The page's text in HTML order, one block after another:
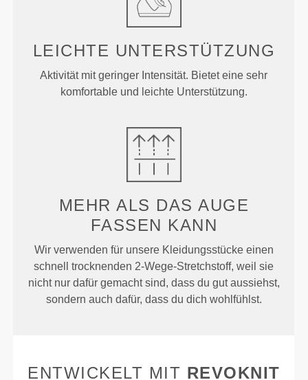
LEICHTE UNTERSTÜTZUNG
Aktivität mit geringer Intensität. Bietet eine sehr
komfortable und leichte Unterstützung.
MEHR ALS DAS AUGE
FASSEN KANN
Wir verwenden für unsere Kleidungsstücke einen
schnell trocknenden 2-Wege-Stretchstoff, weil sie
nicht nur dafür gemacht sind, dass du gut aussiehst,
sondern auch dafür, dass du dich wohlfühlst.
ENTWICKELT MIT REVOKNIT